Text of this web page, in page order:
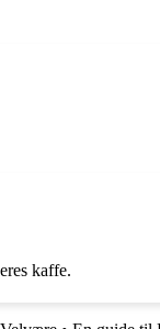
kaffe.